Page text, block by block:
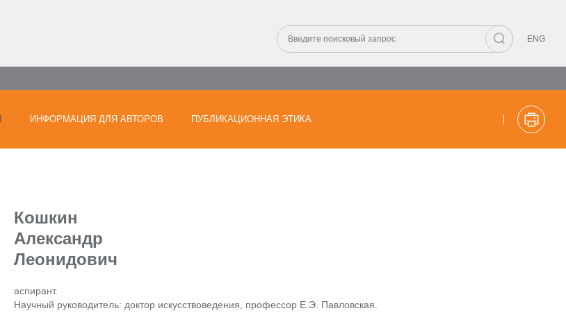
ENG
ИНФОРМАЦИЯ ДЛЯ АВТОРОВ ПУБЛИКАЦИОННАЯ ЭТИКА
Кошкин
Александр
Леонидович
аспирант.
Научный руководитель: доктор искусствоведения, профессор Е.Э. Павловская.